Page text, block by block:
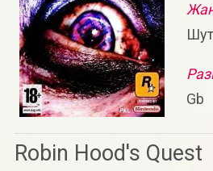
Gb
Robin Hood's Quest